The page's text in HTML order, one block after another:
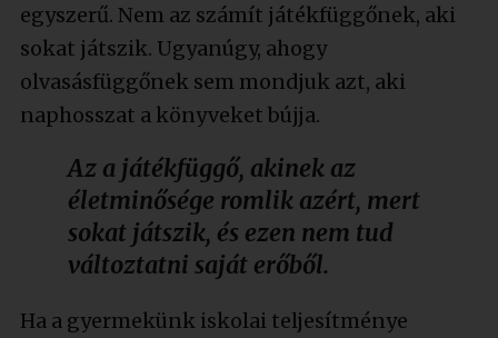
egyszerű. Nem az számít játékfüggőnek, aki
sokat játszik. Ugyanúgy, ahogy
olvasásfüggőnek sem mondjuk azt, aki
naphosszat a könyveket bújja.
Az a játékfüggő, akinek az
életminősége romlik azért, mert
sokat játszik, és ezen nem tud
változtatni saját erőből.
Ha a gyermekünk iskolai teljesítménye